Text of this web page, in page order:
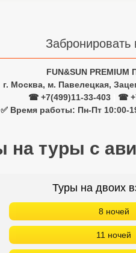
Забронировать
FUN&SUN PREMIUM
г. Москва, м. Павелецкая,
☎ +7(499)11-33-403
☎
✅ Время работы: Пн-Пт 10:00-
на туры с
Туры на двоих
8 ночей
11 ночей